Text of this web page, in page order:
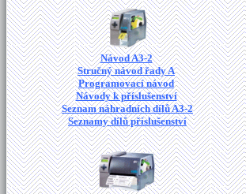
Návod A3-2
Stručný návod řady A
Programovací návod
Návody k příslušenství
Seznam náhradních dílů A3-2
Seznamy dílů příslušenství